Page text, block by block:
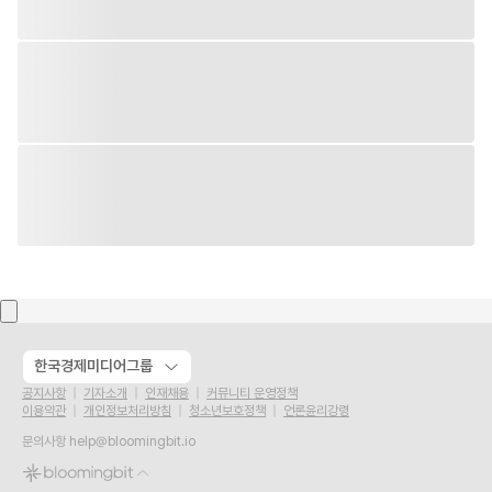
한국경제미디어그룹
공지사항 기자소개 인재채용
커뮤니티 운영정책
이용약관
개인정보처리방침 청소년보호정책
언론윤리강령
문의사항 help@bloomingbit.io